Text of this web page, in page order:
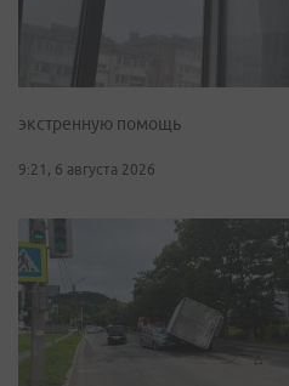
экстренную помощь
9:21, 6 августа 2026